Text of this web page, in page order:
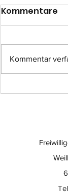
Einsatz-
Kommentare
Kommentar